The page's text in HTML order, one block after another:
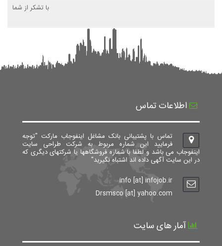
با تشکر از شما
اطلاعات تماس
تماس با پشتیبانی بانک مشاغل اینفوجاب مارکت "توجه
فرمایید این شماره مربوط به شرکت طراحی سایت
اینفوجاب می باشد و لطفا با شماره فروشگاهها یا شرکتهای دیگری که
در این سایت آگهی داده اند اشتباه نگیرید"
info [at] infojob.ir
Drsmsco [at] yahoo.com
آمار های سایت